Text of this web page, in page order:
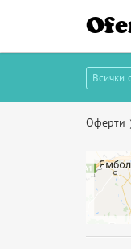
Всички
Оферти